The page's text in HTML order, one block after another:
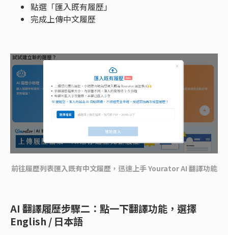
點選「匯入既有履歷」
完成上傳中文履歷
前往履歷列表匯入既有中文履歷，迅速上手 Yourator AI 翻譯功能
AI 翻譯履歷步驟二：點一下翻譯功能，選擇
English / 日本語